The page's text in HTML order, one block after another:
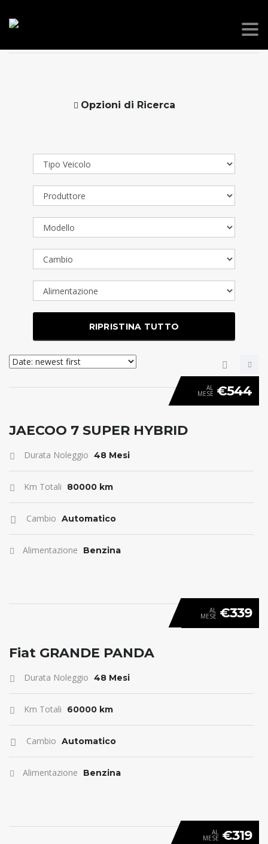
Opzioni di Ricerca
RIPRISTINA TUTTO
ANTICIPO 0
AL
MESE €544
JAECOO 7 SUPER HYBRID
Durata Noleggio 48 Mesi
Km Totali 80000 km
Cambio Automatico
Alimentazione Benzina
ANTICIPO 0
AL
MESE €339
Fiat GRANDE PANDA
Durata Noleggio 48 Mesi
Km Totali 60000 km
Cambio Automatico
Alimentazione Benzina
AL
MESE €319